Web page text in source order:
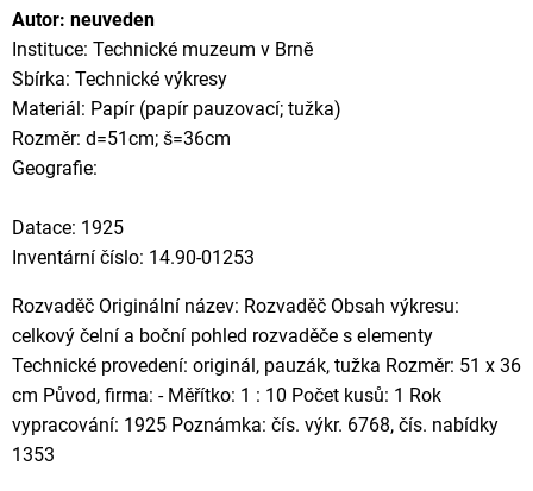
Autor: neuveden
Instituce: Technické muzeum v Brně
Sbírka: Technické výkresy
Materiál: Papír (papír pauzovací; tužka)
Rozměr: d=51cm; š=36cm
Geografie:
Datace: 1925
Inventární číslo: 14.90-01253
Rozvaděč Originální název: Rozvaděč Obsah výkresu:
celkový čelní a boční pohled rozvaděče s elementy
Technické provedení: originál, pauzák, tužka Rozměr: 51 x 36
cm Původ, firma: - Měřítko: 1 : 10 Počet kusů: 1 Rok
vypracování: 1925 Poznámka: čís. výkr. 6768, čís. nabídky
1353